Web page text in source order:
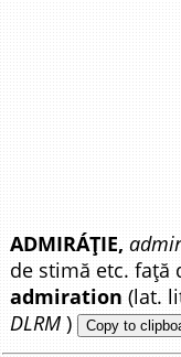
ADMIRÁȚIE,
de stimă etc. față
admiration (lat.
DLRM ) Copy to